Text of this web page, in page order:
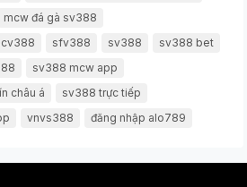
mcw đá gà sv388
sfv388 sv388
sv388 bet
sv388 mcw app
châu á
sv388 trực tiếp
vnvs388 đăng nhập alo789